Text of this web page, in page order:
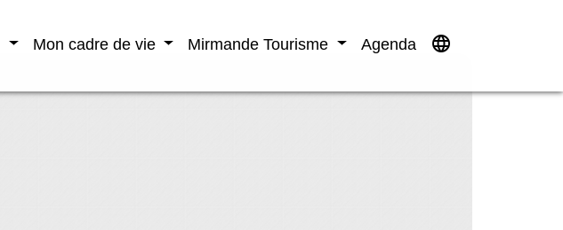
Mon cadre de vie Mirmande Tourisme Agenda language